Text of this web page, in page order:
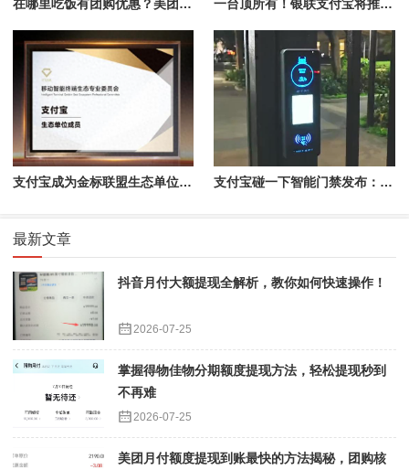
在哪里吃饭有团购优惠？美团App搜“椒爱辣子鸡”19.9元开抢 一台顶所有！银联支付宝将推出全能支付新设备
支付宝成为金标联盟生态单位成员，已有26款应用加入 支付宝碰一下智能门禁发布：可互动、会说话、能发红包
最新文章
抖音月付大额提现全解析，教你如何快速操作！
2026-07-25
掌握得物佳物分期额度提现方法，轻松提现秒到
不再难
2026-07-25
美团月付额度提现到账最快的方法揭秘，团购核